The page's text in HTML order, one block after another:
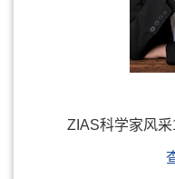
ZIAS科学家风